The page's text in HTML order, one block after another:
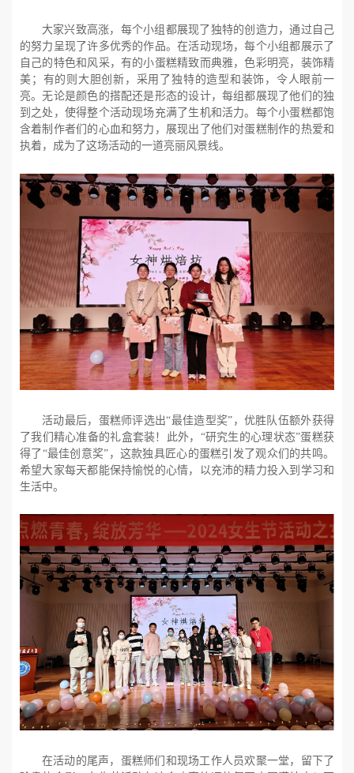
大家兴致高涨，每个小组都展现了独特的创造力，通过自己
的努力呈现了许多优秀的作品。在活动现场，每个小组都展示了
自己的特色和风采，有的小蛋糕精致而典雅，色彩明亮，装饰精
美；有的则大胆创新，采用了独特的造型和装饰，令人眼前一
亮。无论是颜色的搭配还是形态的设计，每组都展现了他们的独
到之处，使得整个活动现场充满了生机和活力。每个小蛋糕都饱
含着制作者们的心血和努力，展现出了他们对蛋糕制作的热爱和
执着，成为了这场活动的一道亮丽风景线。
活动最后，蛋糕师评选出“最佳造型奖”，优胜队伍额外获得
了我们精心准备的礼盒套装！此外，“研究生的心理状态”蛋糕获
得了“最佳创意奖”，这款独具匠心的蛋糕引发了观众们的共鸣。
希望大家每天都能保持愉悦的心情，以充沛的精力投入到学习和
生活中。
在活动的尾声，蛋糕师们和现场工作人员欢聚一堂，留下了